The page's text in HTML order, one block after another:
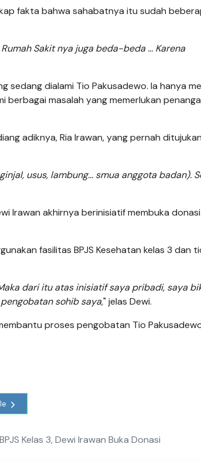
fakta bahwa sahabatnya itu sudah
Sakit nya juga beda-beda ... Karena
sedang dialami Tio Pakusadewo. Ia hanya
berbagai masalah yang memerlukan
adiknya, Ria Irawan, yang pernah ditujukan
usus, lambung... smua anggota badan).
Irawan akhirnya berinisiatif membuka
fasilitas BPJS Kesehatan kelas 3 dan
dari itu atas inisiatif saya pribadi, saya
sohib saya," jelas Dewi.
proses pengobatan Tio
Kelas 3, Dewi Irawan Buka Donasi